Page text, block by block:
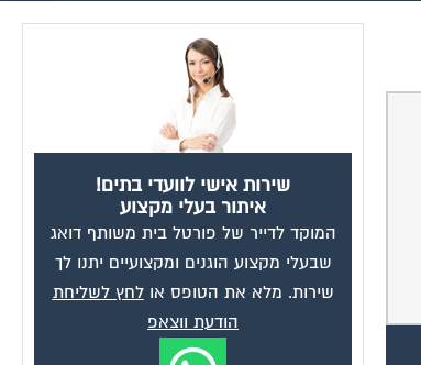
שירות אישי לוועדי בתים!
איתור בעלי מקצוע
המוקד לדייר של פורטל בית משותף דואג
שבעלי מקצוע הוגנים ומקצועיים יתנו לך
שירות. מלא את הטופס אולחץ לשליחת
הודעת ווצאפ